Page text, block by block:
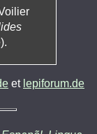
et lepiforum.de